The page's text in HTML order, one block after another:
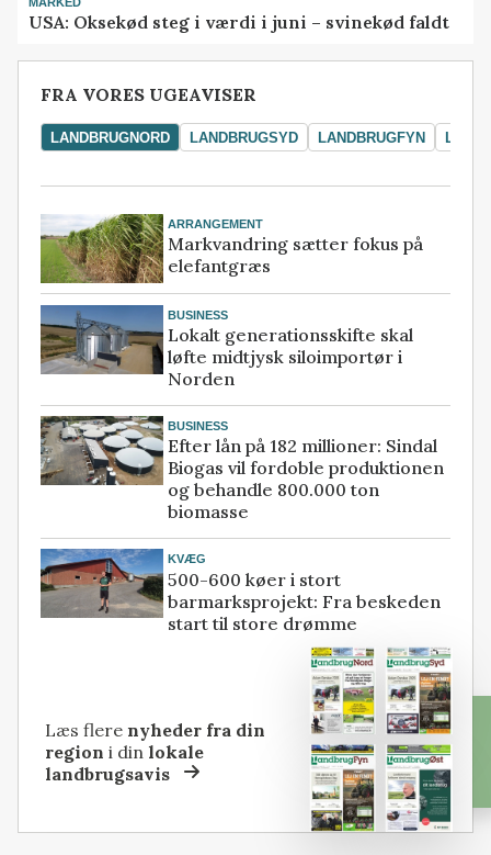
USA: Oksekød steg i værdi i juni – svinekød faldt
FRA VORES UGEAVISER
LANDBRUGNORD LANDBRUGSYD LANDBRUGFYN
ARRANGEMENT
Markvandring sætter fokus på
elefantgræs
BUSINESS
Lokalt generationsskifte skal
løfte midtjysk siloimportør i
Norden
BUSINESS
Efter lån på 182 millioner: Sindal
Biogas vil fordoble produktionen
og behandle 800.000 ton
biomasse
KVÆG
500-600 køer i stort
barmarksprojekt: Fra beskeden
start til store drømme
Læs flere nyheder fra din
region i dinlokale
landbrugsavis